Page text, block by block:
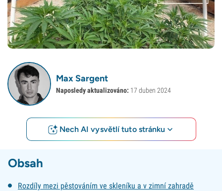
Max Sargent
Naposledy aktualizováno: 17 duben 2024
Nech AI vysvětlí tuto stránku
Obsah
Rozdíly mezi pěstováním ve skleníku a v zimní zahradě